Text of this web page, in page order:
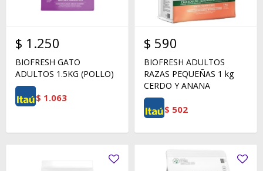
$ 1.250
BIOFRESH GATO
ADULTOS 1.5KG (POLLO)
$ 1.063
$ 590
BIOFRESH ADULTOS
RAZAS PEQUEÑAS 1 kg
CERDO Y ANANA
$ 502